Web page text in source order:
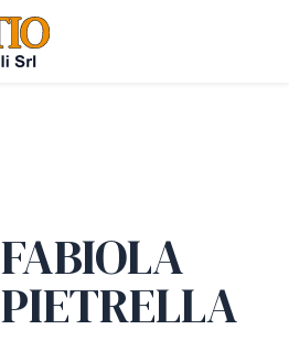
FABIOLA
PIETRELLA